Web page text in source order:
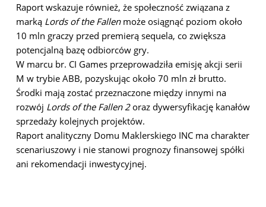
Raport wskazuje również, że społeczność związana z
marką Lords of the Fallenmoże osiągnąć poziom około
10 mln graczy przed premierą sequela, co zwiększa
potencjalną bazę odbiorców gry.
W marcu br. CI Games przeprowadziła emisję akcji serii
M w trybie ABB, pozyskując około 70 mln zł brutto.
Środki mają zostać przeznaczone między innymi na
rozwój Lords of the Fallen 2oraz dywersyfikację kanałów
sprzedaży kolejnych projektów.
Raport analityczny Domu Maklerskiego INC ma charakter
scenariuszowy i nie stanowi prognozy finansowej spółki
ani rekomendacji inwestycyjnej.